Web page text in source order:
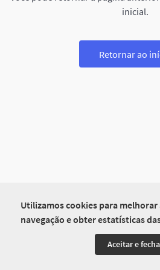
Utilizamos cookies para melhorar
navegação e obter estatísticas
Aceitar e
inicial.
Retornar ao